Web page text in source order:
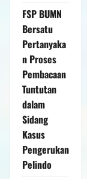
FSP BUMN
Bersatu
Pertanyaka
n Proses
Pembacaan
Tuntutan
dalam
Sidang
Kasus
Pengerukan
Pelindo